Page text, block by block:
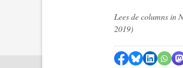
Lees de columns in
2019)
Delen op
Delen via
Delen